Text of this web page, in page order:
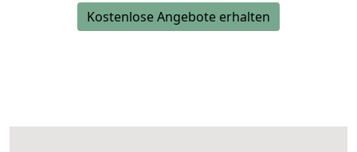
Kostenlose Angebote erhalten